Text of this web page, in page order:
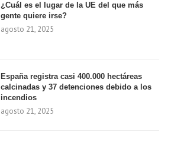
¿Cuál es el lugar de la UE del que más
gente quiere irse?
agosto 21, 2025
España registra casi 400.000 hectáreas
calcinadas y 37 detenciones debido a los
incendios
agosto 21, 2025